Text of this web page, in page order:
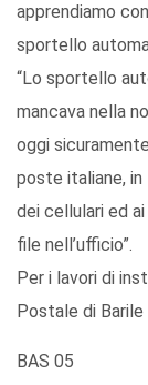
apprendiamo
sportello
“Lo sportello
mancava nella
oggi
poste italiane, in
dei cellulari ed
file nell’ufficio”.
Per i lavori di
Postale di
BAS 05